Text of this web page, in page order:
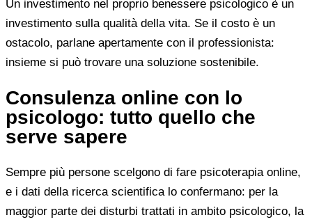
Un investimento nel proprio benessere psicologico è un
investimento sulla qualità della vita. Se il costo è un
ostacolo, parlane apertamente con il professionista:
insieme si può trovare una soluzione sostenibile.
Consulenza online con lo
psicologo: tutto quello che
serve sapere
Sempre più persone scelgono di fare psicoterapia online,
e i dati della ricerca scientifica lo confermano: per la
maggior parte dei disturbi trattati in ambito psicologico, la